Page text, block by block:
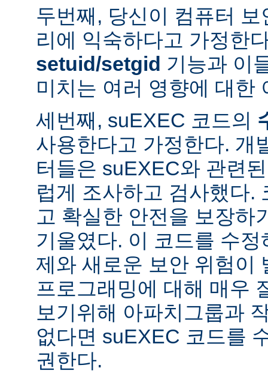
두번째, 당신이 컴퓨터
리에 익숙하다고 가정한
setuid/setgid 기능과 이
미치는 여러 영향에 대한
세번째, suEXEC 코드의
사용한다고 가정한다. 개
터들은 suEXEC와 관련
럽게 조사하고 검사했다.
고 확실한 안전을 보장하
기울였다. 이 코드를 수
제와 새로운 보안 위험이
프로그래밍에 대해 매우
보기위해 아파치그룹과
없다면 suEXEC 코드를
권한다.